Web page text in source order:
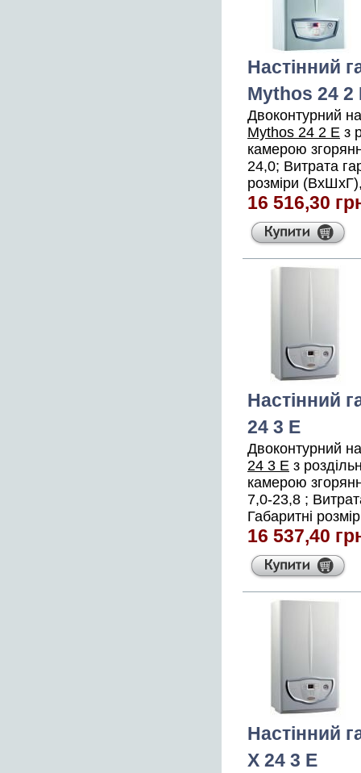
Настінний
Mythos 24
Двоконтурний
Mythos 24 2 E з
камерою
24,0; Витрата
розміри
16 516,30
Настінний
24 3 E
Двоконтурний
24 3 E з
камерою
7,0-23,8 ;
Габаритні
16 537,40
Настінний
X 24 3 E